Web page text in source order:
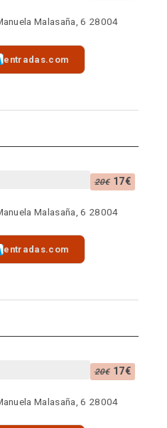
Malasaña, 6 28004
entradas.com
20€17€
Malasaña, 6 28004
entradas.com
20€17€
Malasaña, 6 28004